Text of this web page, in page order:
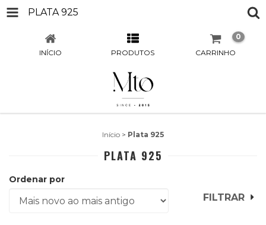
PLATA 925
INÍCIO PRODUTOS CARRINHO
0
Início > Plata 925
PLATA 925
Ordenar por
FILTRAR